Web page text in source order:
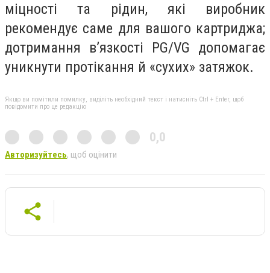
міцності та рідин, які виробник
рекомендує саме для вашого картриджа;
дотримання в’язкості PG/VG допомагає
уникнути протікання й «сухих» затяжок.
Якщо ви помітили помилку, виділіть необхідний текст і натисніть Ctrl + Enter, щоб
повідомити про це редакцію
0,0
Авторизуйтесь, щоб оцінити